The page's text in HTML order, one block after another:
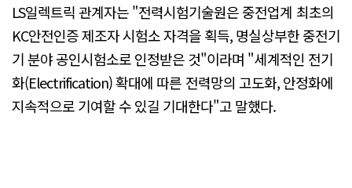
LS일렉트릭 관계자는 "전력시험기술원은 중전업계 최초의
KC안전인증 제조자 시험소 자격을 획득, 명실상부한 중전기
기 분야 공인시험소로 인정받은 것"이라며 "세계적인 전기
화(Electrification) 확대에 따른 전력망의 고도화, 안정화에
지속적으로 기여할 수 있길 기대한다"고 말했다.